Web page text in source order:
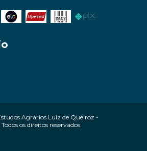
Agrários Luiz de Queiroz -
os direitos reservados.